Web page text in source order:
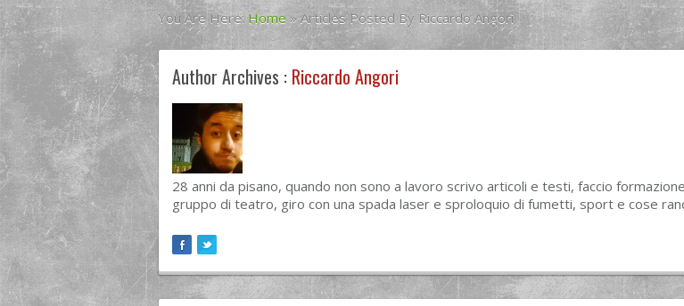
You Are Here:Home » Articles Posted By Riccardo Angori
Author Archives : Riccardo Angori
28 anni da pisano, quando non sono a lavoro scrivo articoli e testi, faccio
gruppo di teatro, giro con una spada laser e sproloquio di fumetti, sport e cose
twittergoogleplus